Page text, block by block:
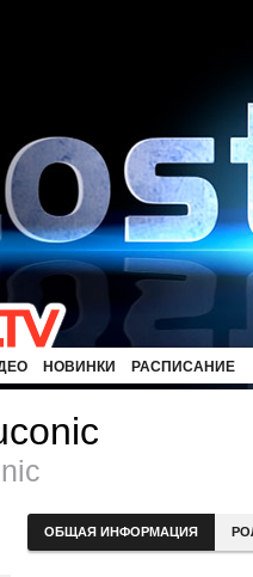
НОВИНКИ РАСПИСАНИЕ
ОБЩАЯ ИНФОРМАЦИЯ